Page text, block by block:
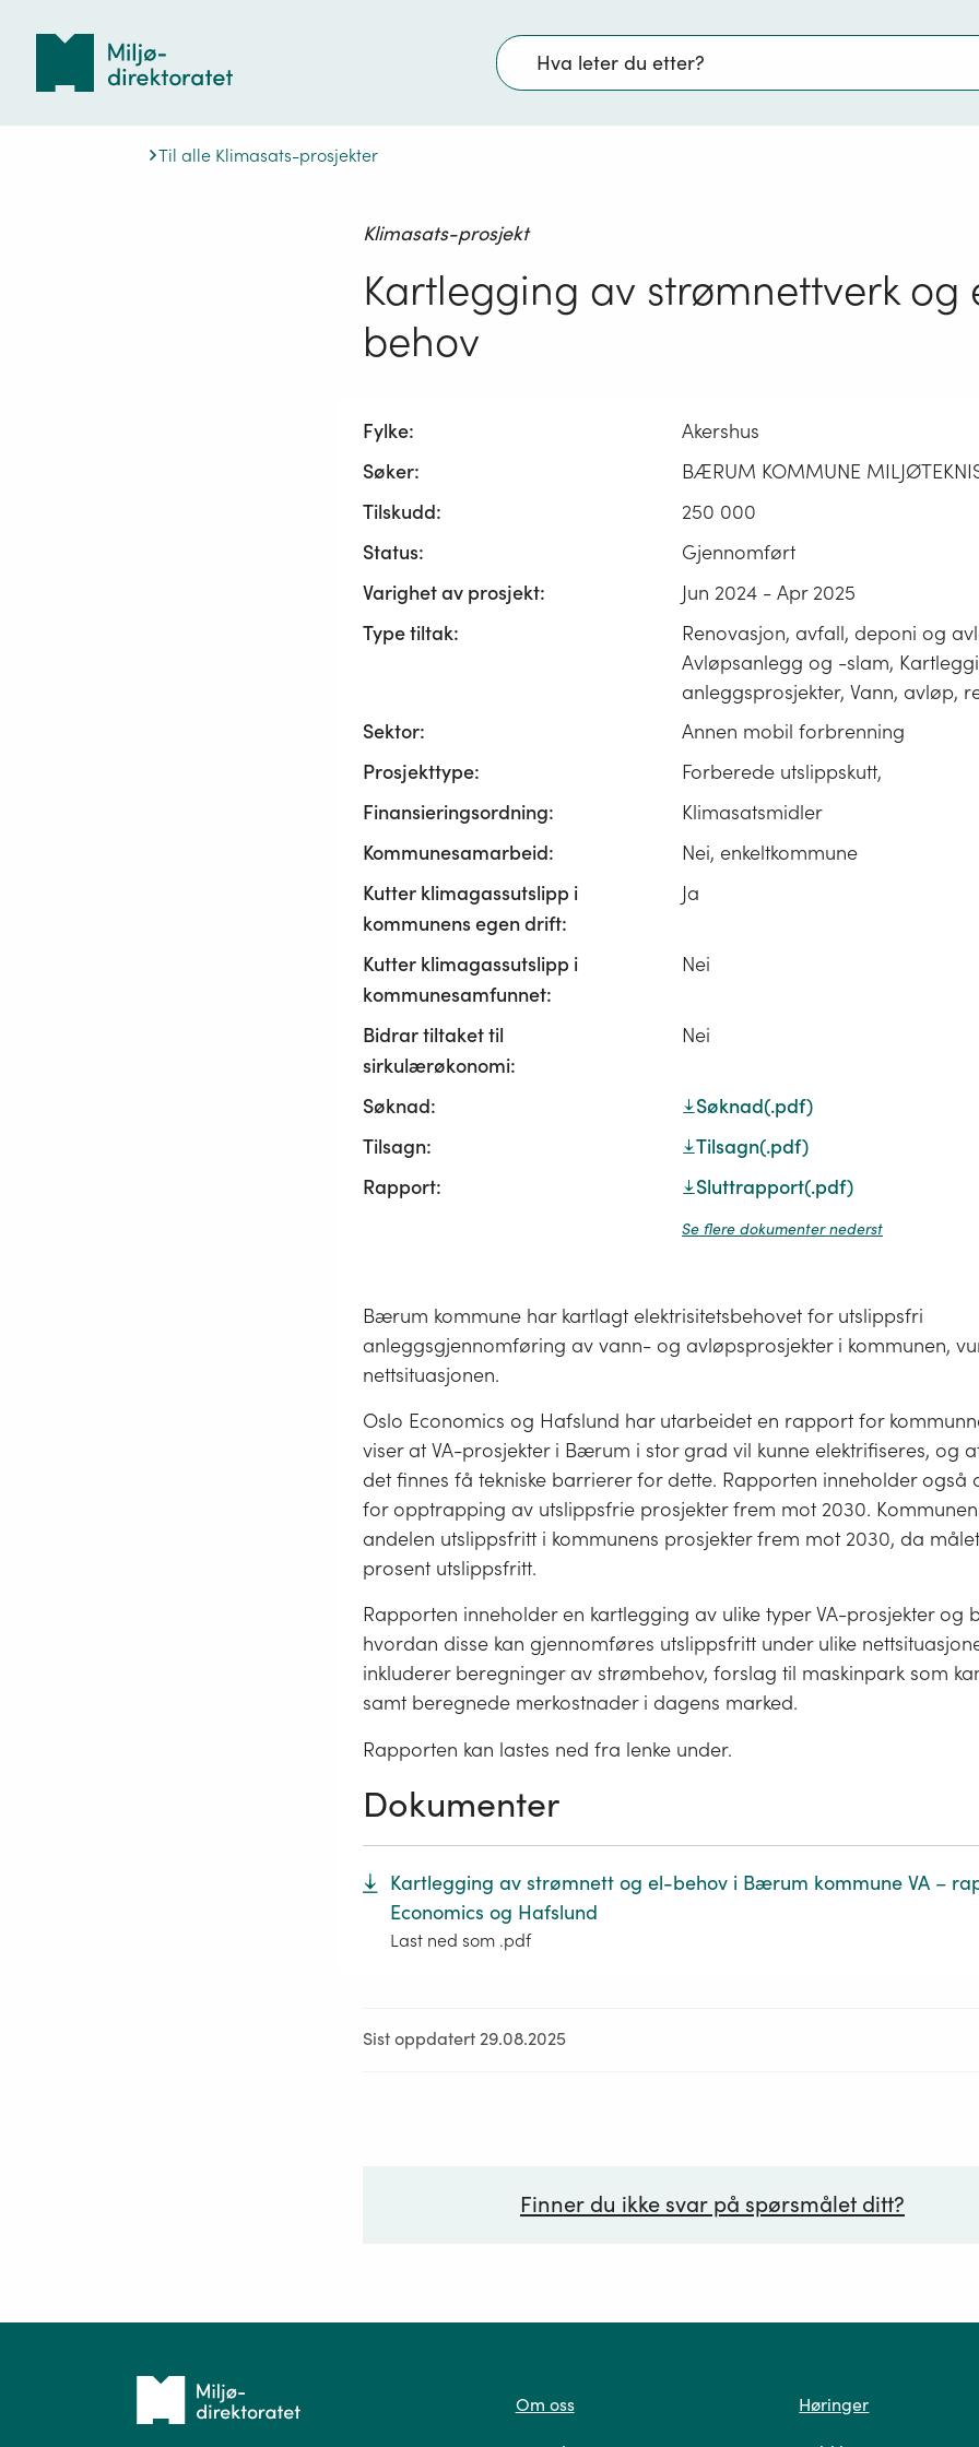
Søk
Til alle Klimasats-prosjekter
Klimasats-prosjekt
Kartlegging av strømnettverk og
behov
Fylke:
Akershus
Søker:
BÆRUM KOMMUNE
Tilskudd:
250 000
Status:
Gjennomført
Varighet av prosjekt:
Jun 2024 - Apr 2025
Type tiltak:
Renovasjon, avfall, deponi og
Avløpsanlegg og -slam,
anleggsprosjekter, Vann, avløp,
Sektor:
Annen mobil forbrenning
Prosjekttype:
Forberede utslippskutt,
Finansieringsordning:
Klimasatsmidler
Kommunesamarbeid:
Nei, enkeltkommune
Kutter klimagassutslipp i
kommunens egen drift:
Ja
Kutter klimagassutslipp i
kommunesamfunnet:
Nei
Bidrar tiltaket til
sirkulærøkonomi:
Nei
Søknad: Søknad(.pdf)
Tilsagn:
Tilsagn(.pdf)
Rapport:
Sluttrapport(.pdf)
Se flere dokumenter nederst
Bærum kommune har kartlagt elektrisitetsbehovet for utslippsfri
anleggsgjennomføring av vann- og avløpsprosjekter i kommunen,
nettsituasjonen.
Oslo Economics og Hafslund har utarbeidet en rapport for
viser at VA-prosjekter i Bærum i stor grad vil kunne elektrifiseres, og
det finnes få tekniske barrierer for dette. Rapporten inneholder også
for opptrapping av utslippsfrie prosjekter frem mot 2030.
andelen utslippsfritt i kommunens prosjekter frem mot 2030, da
prosent utslippsfritt.
Rapporten inneholder en kartlegging av ulike typer VA-prosjekter og
hvordan disse kan gjennomføres utslippsfritt under ulike
inkluderer beregninger av strømbehov, forslag til maskinpark som
samt beregnede merkostnader i dagens marked.
Rapporten kan lastes ned fra lenke under.
Dokumenter
Kartlegging av strømnett og el-behov i Bærum kommune VA –
Economics og Hafslund
Last ned som .pdf
Sist oppdatert 29.08.2025
Finner du ikke svar på spørsmålet ditt?
Tilbake
Om oss Høringer